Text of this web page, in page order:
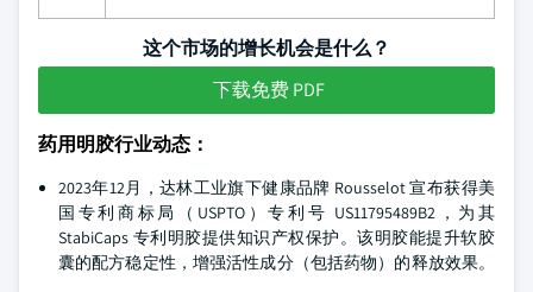
这个市场的增长机会是什么？
下载免费 PDF
药用明胶行业动态：
2023年12月，达林工业旗下健康品牌 Rousselot 宣布获得美
国专利商标局（USPTO）专利号 US11795489B2，为其
StabiCaps 专利明胶提供知识产权保护。该明胶能提升软胶
囊的配方稳定性，增强活性成分（包括药物）的释放效果。